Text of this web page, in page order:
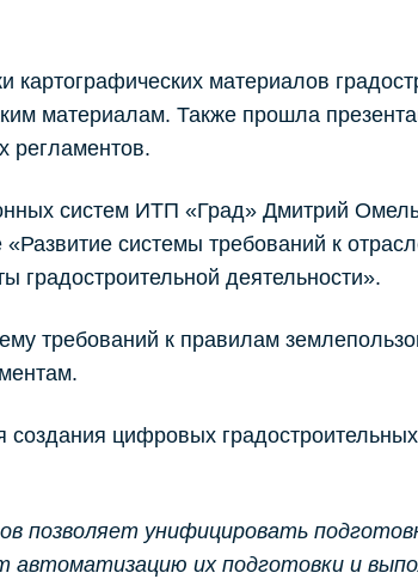
материалов
материалам. Также прошла
регламентов.
систем ИТП «Град» Дмитрий
«Развитие системы требований к
деятельности».
требований к правилам
цифровых
позволяет унифицировать
автоматизацию их подготовки и